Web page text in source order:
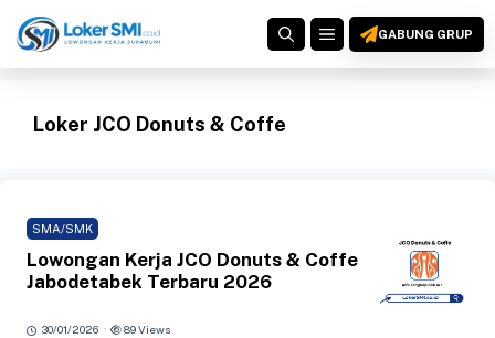
ke
MENUGABUNG GRUP
Loker JCO Donuts & Coffe
SMA/SMK
Lowongan Kerja JCO Donuts & Coffe
Jabodetabek Terbaru 2026
30/01/2026 · 89 Views